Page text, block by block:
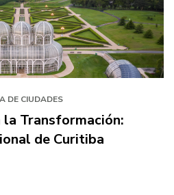
DE CIUDADES
Transformación:
de Curitiba